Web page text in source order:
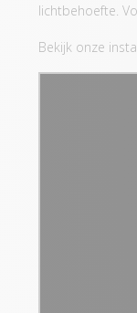
lichtbehoefte.
Bekijk onze